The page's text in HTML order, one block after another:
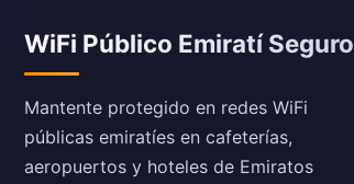
WiFi Público Emiratí Seguro
Mantente protegido en redes WiFi
públicas emiratíes en cafeterías,
aeropuertos y hoteles de Emiratos